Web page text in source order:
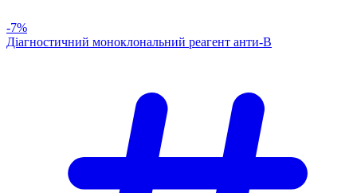
-7%
Діагностичний моноклональний реагент анти-В